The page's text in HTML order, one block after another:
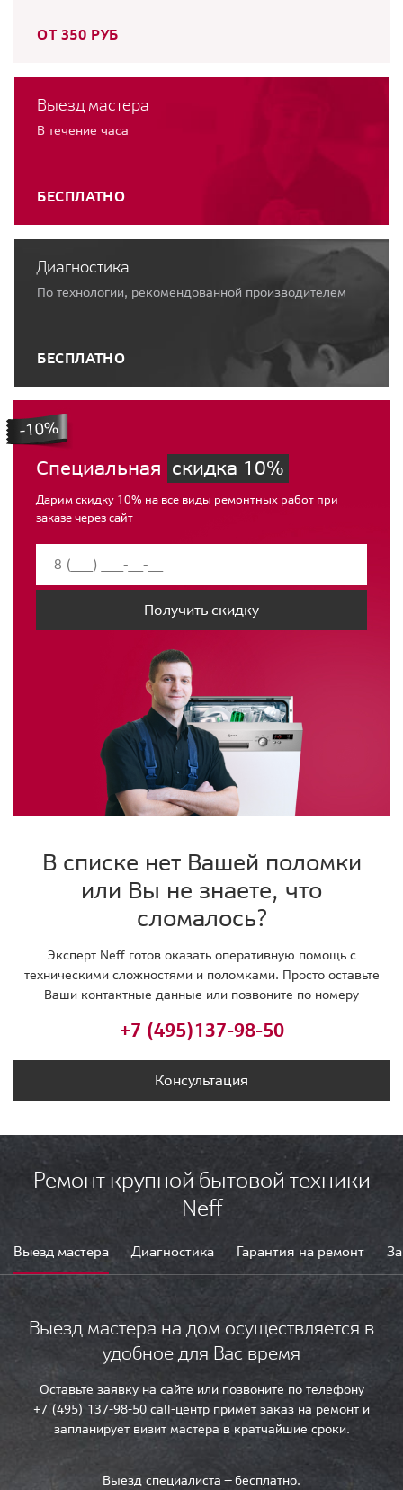
ОТ 350 РУБ
Выезд мастера
В течение часа
БЕСПЛАТНО
Диагностика
По технологии, рекомендованной производителем
БЕСПЛАТНО
Специальная скидка 10%
Дарим скидку 10% на все виды ремонтных работ при
заказе через сайт
Получить скидку
В списке нет Вашей поломки
или Вы не знаете, что
сломалось?
Эксперт Neff готов оказать оперативную помощь с
техническими сложностями и поломками. Просто оставьте
Ваши контактные данные или позвоните по номеру
+7 (495)137-98-50
Консультация
Ремонт крупной бытовой техники
Neff
Выезд мастера Диагностика Гарантия на ремонт
Выезд мастера на дом осуществляется в
удобное для Вас время
Оставьте заявку на сайте или позвоните по телефону
+7 (495) 137-98-50 call-центр примет заказ на ремонт и
запланирует визит мастера в кратчайшие сроки.
Выезд специалиста — бесплатно.